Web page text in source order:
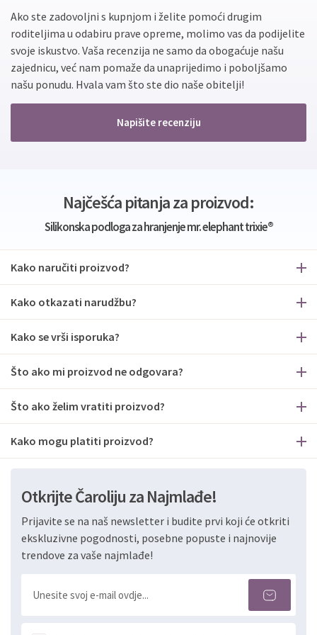
Ako ste zadovoljni s kupnjom i želite pomoći drugim
roditeljima u odabiru prave opreme, molimo vas da podijelite
svoje iskustvo. Vaša recenzija ne samo da obogaćuje našu
zajednicu, već nam pomaže da unaprijedimo i poboljšamo
našu ponudu. Hvala vam što ste dio naše obitelji!
Napišite recenziju
Najčešća pitanja za proizvod:
Silikonska podloga za hranjenje mr. elephant trixie®
Kako naručiti proizvod?
Kako otkazati narudžbu?
Kako se vrši isporuka?
Što ako mi proizvod ne odgovara?
Što ako želim vratiti proizvod?
Kako mogu platiti proizvod?
Otkrijte Čaroliju za Najmlađe!
Prijavite se na naš newsletter i budite prvi koji će otkriti
ekskluzivne pogodnosti, posebne popuste i najnovije
trendove za vaše najmlađe!